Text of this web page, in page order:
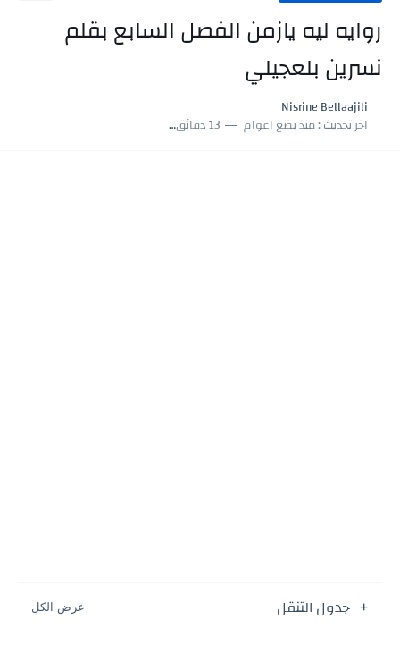
روايه ليه يازمن الفصل السابع بقلم
نسرين بلعجيلي
Nisrine Bellaajili
اخر تحديث :منذ بضع اعوام 13 دقائق للقراءة
جدول التنقل